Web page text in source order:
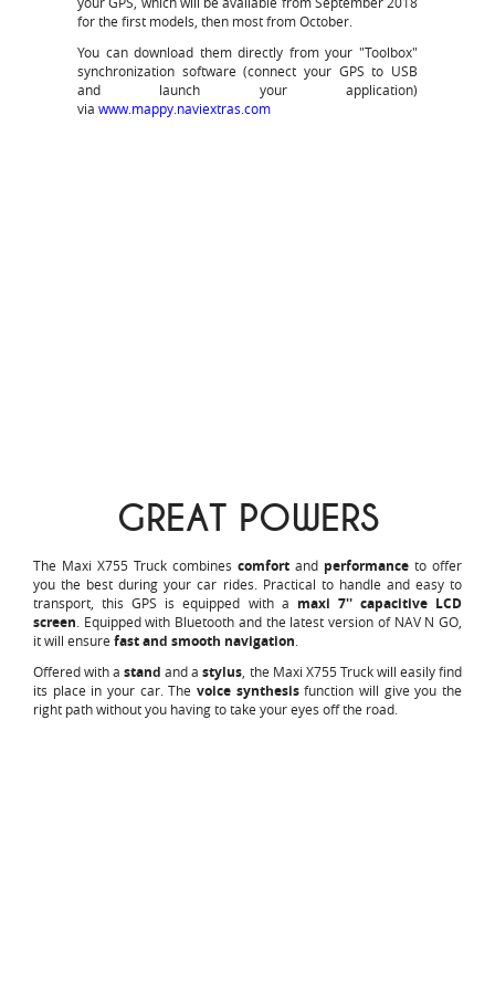
for the first models, then most from October.
You can download them directly from your "Toolbox"
synchronization software (connect your GPS to USB
and launch your application)
via www.mappy.naviextras.com
GREAT POWERS
The Maxi X755 Truck combines comfort and performance to offer
you the best during your car rides. Practical to handle and easy to
transport, this GPS is equipped with a maxi 7'' capacitive LCD
screen. Equipped with Bluetooth and the latest version of NAV N GO,
it will ensure fast and smooth navigation.
Offered with astand and astylus, the Maxi X755 Truck will easily find
its place in your car. The voice synthesisfunction will give you the
right path without you having to take your eyes off the road.